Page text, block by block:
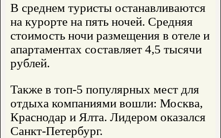
В среднем туристы останавливаются
на курорте на пять ночей. Средняя
стоимость ночи размещения в отеле и
апартаментах составляет 4,5 тысячи
рублей.
Также в топ-5 популярных мест для
отдыха компаниями вошли: Москва,
Краснодар и Ялта. Лидером оказался
Санкт-Петербург.